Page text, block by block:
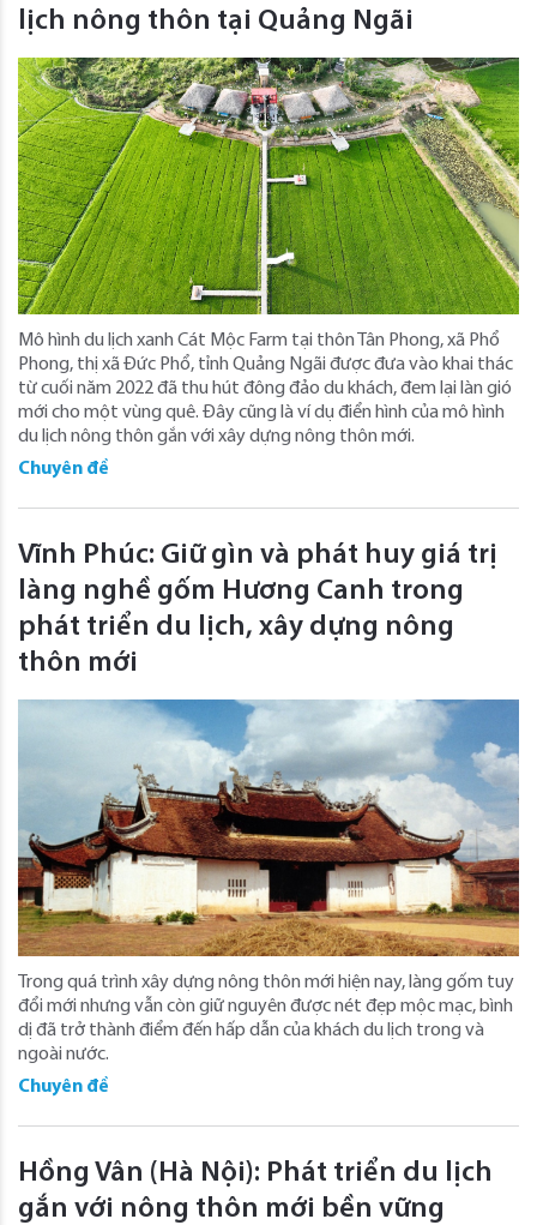
lịch nông thôn tại Quảng Ngãi
Mô hình du lịch xanh Cát Mộc Farm tại thôn Tân Phong, xã Phổ
Phong, thị xã Đức Phổ, tỉnh Quảng Ngãi được đưa vào khai thác
từ cuối năm 2022 đã thu hút đông đảo du khách, đem lại làn gió
mới cho một vùng quê. Đây cũng là ví dụ điển hình của mô hình
du lịch nông thôn gắn với xây dựng nông thôn mới.
Chuyên đề
Vĩnh Phúc: Giữ gìn và phát huy giá trị
làng nghề gốm Hương Canh trong
phát triển du lịch, xây dựng nông
thôn mới
Trong quá trình xây dựng nông thôn mới hiện nay, làng gốm tuy
đổi mới nhưng vẫn còn giữ nguyên được nét đẹp mộc mạc, bình
dị đã trở thành điểm đến hấp dẫn của khách du lịch trong và
ngoài nước.
Chuyên đề
Hồng Vân (Hà Nội): Phát triển du lịch
gắn với nông thôn mới bền vững